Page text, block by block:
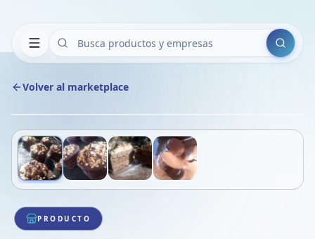
Buscar
Volver al marketplace
1/4
PRODUCTO